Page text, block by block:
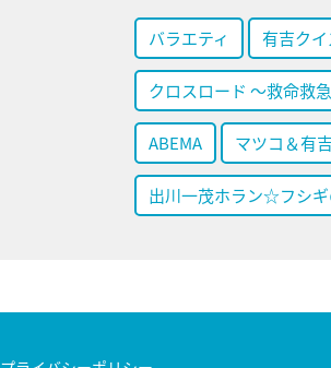
バラエティ 有吉クイ
クロスロード ～救命救
ABEMA マツコ＆有
出川一茂ホラン☆フシ